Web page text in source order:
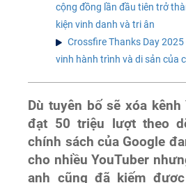
cộng đồng lần đầu tiên trở
kiện vinh danh và tri ân
Crossfire Thanks Day 2025
vinh hành trình và di sản của
Dù tuyên bố sẽ xóa kênh
đạt 50 triệu lượt theo
chính sách của Google
cho nhiều YouTuber
anh cũng đã kiếm